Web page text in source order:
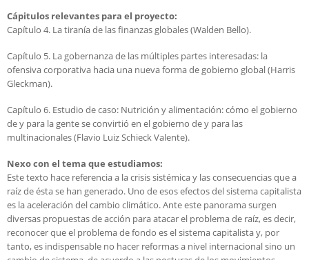
Cápitulos relevantes para el proyecto:
Capítulo 4. La tiranía de las finanzas globales (Walden Bello).
Capítulo 5. La gobernanza de las múltiples partes interesadas: la
ofensiva corporativa hacia una nueva forma de gobierno global (Harris
Gleckman).
Capítulo 6. Estudio de caso: Nutrición y alimentación: cómo el gobierno
de y para la gente se convirtió en el gobierno de y para las
multinacionales (Flavio Luiz Schieck Valente).
Nexo con el tema que estudiamos:
Este texto hace referencia a la crisis sistémica y las consecuencias que a
raíz de ésta se han generado. Uno de esos efectos del sistema capitalista
es la aceleración del cambio climático. Ante este panorama surgen
diversas propuestas de acción para atacar el problema de raíz, es decir,
reconocer que el problema de fondo es el sistema capitalista y, por
tanto, es indispensable no hacer reformas a nivel internacional sino un